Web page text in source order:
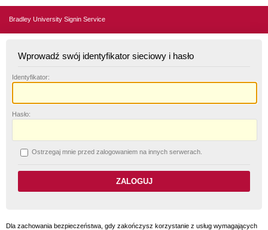
Bradley University Signin Service
Wprowadź swój identyfikator sieciowy i hasło
Identyfikator:
Hasło:
Ostrzegaj mnie przed zalogowaniem na innych serwerach.
Dla zachowania bezpieczeństwa, gdy zakończysz korzystanie z usług wymagających